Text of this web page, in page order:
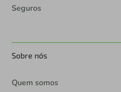
Seguros
Sobre nós
Quem somos